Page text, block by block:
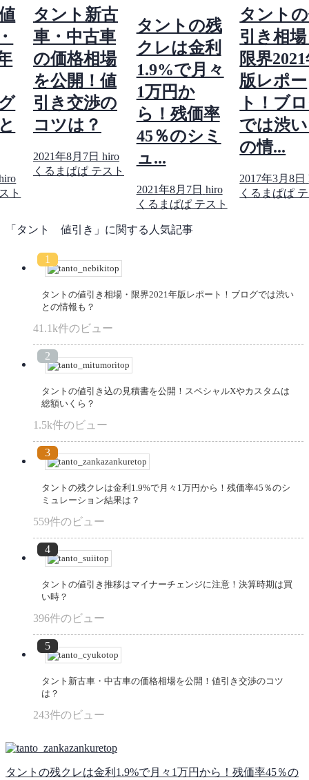
ト
タント新古
車・中古車
の価格相場
を公開！値
引き交渉の
コツは？
2021年8月7日 hiro
くるまぱぱ テスト
タントの残
クレは金利
1.9%で月々
1万円か
ら！残価率
45％のシミ
ュ...
2021年8月7日 hiro
くるまぱぱ テスト
タント
引き相
限界
版レポー
ト！ブ
では渋
の情...
2017年3月8日
くるまぱぱ
「タント 値引き」に関する人気記事
タントの値引き相場・限界2021年版レポート！ブログでは渋い
との情報も？
41.1k件のビュー
タントの値引き込の見積書を公開！スペシャルXやカスタムは
総額いくら？
1.5k件のビュー
タントの残クレは金利1.9%で月々1万円から！残価率45％のシ
ミュレーション結果は？
559件のビュー
タントの値引き推移はマイナーチェンジに注意！決算時期は買
い時？
396件のビュー
タント新古車・中古車の価格相場を公開！値引き交渉のコツ
は？
243件のビュー
タントの残クレは金利1.9%で月々1万円から！残価率45％の